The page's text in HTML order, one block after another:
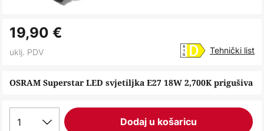
to
the
of
images
gallery
OSRAM Superstar LED svjetiljka E27 18W 2,700K prigušiva
19,90 €
uklj. PDV Tehnički list
1 Dodaj u košaricu